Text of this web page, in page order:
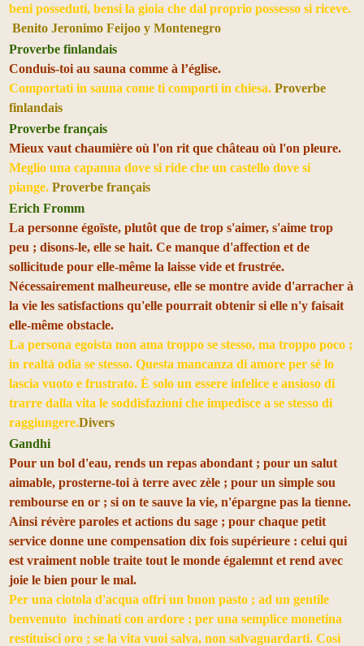
beni posseduti, bensi la gioia che dal proprio possesso si riceve.
Benito Jeronimo Feijoo y Montenegro
Proverbe finlandais
Conduis-toi au sauna comme à l’église.
Comportati in sauna come ti comporti in chiesa. Proverbe
finlandais
Proverbe français
Mieux vaut chaumière où l'on rit que château où l'on pleure.
Meglio una capanna dove si ride che un castello dove si
piange. Proverbe français
Erich Fromm
La personne égoïste, plutôt que de trop s'aimer, s'aime trop
peu ; disons-le, elle se hait. Ce manque d'affection et de
sollicitude pour elle-même la laisse vide et frustrée.
Nécessairement malheureuse, elle se montre avide d'arracher à
la vie les satisfactions qu'elle pourrait obtenir si elle n'y faisait
elle-même obstacle.
La persona egoista non ama troppo se stesso, ma troppo poco ;
in realtà odia se stesso. Questa mancanza di amore per sé lo
lascia vuoto e frustrato. È solo un essere infelice e ansioso di
trarre dalla vita le soddisfazioni che impedisce a se stesso di
raggiungere.Divers
Gandhi
Pour un bol d'eau, rends un repas abondant ; pour un salut
aimable, prosterne-toi à terre avec zèle ; pour un simple sou
rembourse en or ; si on te sauve la vie, n'épargne pas la tienne.
Ainsi révère paroles et actions du sage ; pour chaque petit
service donne une compensation dix fois supérieure : celui qui
est vraiment noble traite tout le monde égalemnt et rend avec
joie le bien pour le mal.
Per una ciotola d'acqua offri un buon pasto ; ad un gentile
benvenuto inchinati con ardore ; per una semplice monetina
restituisci oro ; se la vita vuoi salva, non salvaguardarti. Così